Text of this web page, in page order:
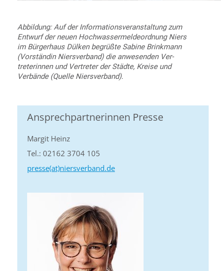
Abbildung: Auf der Informationsveranstaltung zum
Entwurf der neuen Hochwassermeldeordnung Niers
im Bürgerhaus Dülken begrüßte Sabine Brinkmann
(Vorständin Niersverband) die anwesenden Ver­
treterinnen und Vertreter der Städte, Kreise und
Verbände (Quelle Niersverband).
Ansprechpartnerinnen Presse
Margit Heinz
Tel.: 02162 3704 105
presse(at)niersverband.de